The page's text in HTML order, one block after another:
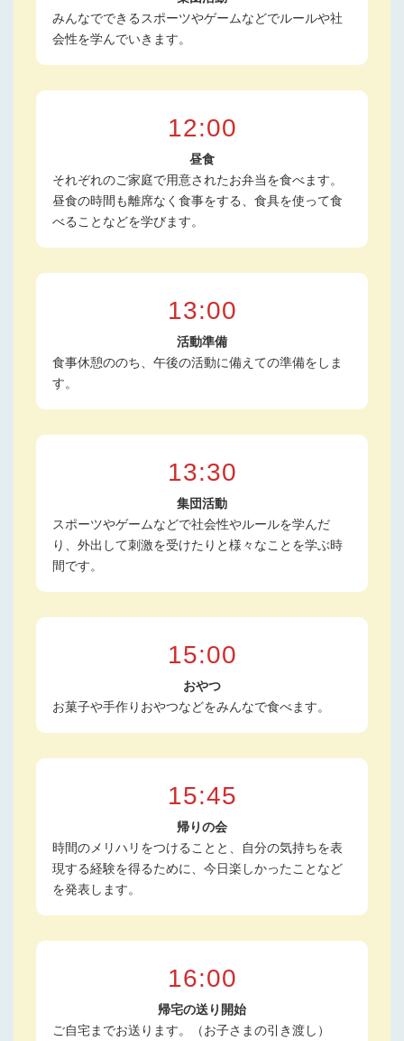
みんなでできるスポーツやゲームなどでルールや社
会性を学んでいきます。
12:00
昼食
それぞれのご家庭で用意されたお弁当を食べます。
昼食の時間も離席なく食事をする、食具を使って食
べることなどを学びます。
13:00
活動準備
食事休憩ののち、午後の活動に備えての準備をしま
す。
13:30
集団活動
スポーツやゲームなどで社会性やルールを学んだ
り、外出して刺激を受けたりと様々なことを学ぶ時
間です。
15:00
おやつ
お菓子や手作りおやつなどをみんなで食べます。
15:45
帰りの会
時間のメリハリをつけることと、自分の気持ちを表
現する経験を得るために、今日楽しかったことなど
を発表します。
16:00
帰宅の送り開始
ご自宅までお送ります。（お子さまの引き渡し）